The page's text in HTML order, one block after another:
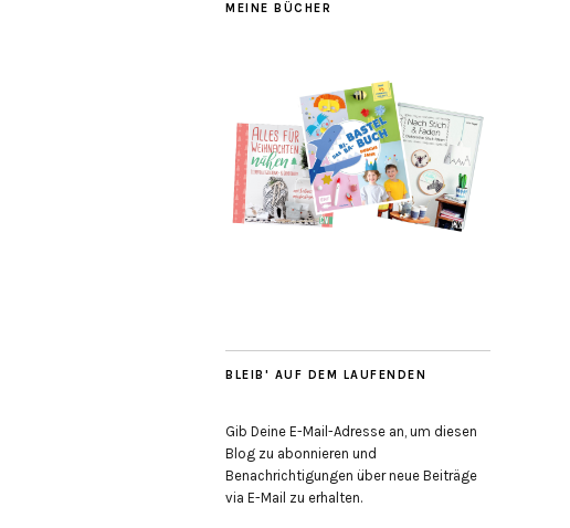
MEINE BÜCHER
BLEIB' AUF DEM LAUFENDEN
Gib Deine E-Mail-Adresse an, um diesen
Blog zu abonnieren und
Benachrichtigungen über neue Beiträge
via E-Mail zu erhalten.